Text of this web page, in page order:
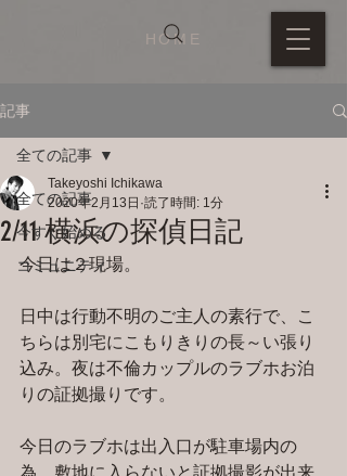
HOME
記事
全ての記事
今すぐ始める
コミュニティ
全ての記事
2/11 横浜の探偵日記
Takeyoshi Ichikawa
2020年2月13日 読了時間: 1分
今日は２現場。
日中は行動不明のご主人の素行で、こ
ちらは別宅にこもりきりの長～い張り
込み。夜は不倫カップルのラブホお泊
りの証拠撮りです。
今日のラブホは出入口が駐車場内の
為、敷地に入らないと証拠撮影が出来